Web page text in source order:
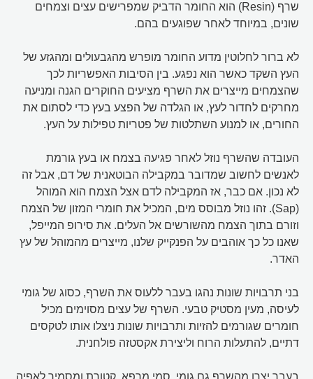
שרף (Resin) הוא החומר הדביק שמפרישים עצים וצמחים
שונים, במיוחד לאחר שפוגעים בהם.
לא ברור לחלוטין מדוע החומר מופרש מהגבעולים ומהגזע של
העץ השקד כאשר הוא נפגע. בין הסיבות האפשריות לכך
שהצמחים מייצרים את השרף מציעים החוקרים הגנה ומניעה
מחרקים לחדור לעץ, או הגלדה של הפצע בעץ כדי לסתום את
החורים, או למנוע השתלטות של פטריות טפילות על העץ.
העובדה שהשרף נוזל לאחר פגיעה בצמח או בעץ גורמת
לאנשים לחשוב שמדובר במקבילה הבוטאנית של דם, אבל זה
לא נכון. אם כבר, אז המקבילה לדם אצל הצמח הוא המוהל
(Sap). זהו נוזל מבוסס מים, המכיל את חומרי המזון של הצמח
וזורם בתוך הצמח מהשורשים אל העלים. את סירופ המייפל,
שאנו כל כך אוהבים על הפנקייק שלנו, מייצרים מהמוהל של עץ
האדר.
בני תרבויות שונות נהגו בעבר ללעוס את השרף, כסוג של גומי
לעיסה, מעין מסטיק טבעי. השרף של עצים מסוימים מכיל
חומרים שגורמים להזיות ותרבויות שונות ניצלו אותו לטקסים
דתיים, להתעלות הרוח וליצירת אקסטזה פולחנית.
בעבר יצרו מהשרף גם גומי, סמי מרפא, קטורת ומסמיך לאפיה